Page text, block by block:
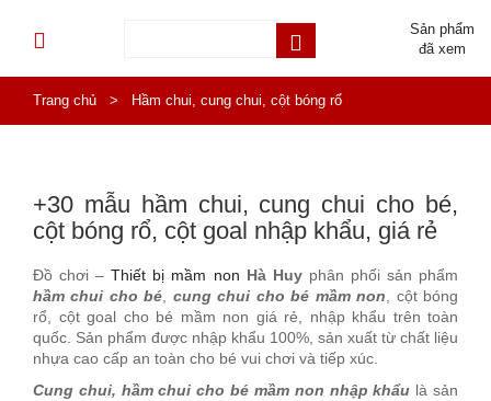
Sản phẩm
đã xem
Trang chủ > Hầm chui, cung chui, cột bóng rổ
+30 mẫu hầm chui, cung chui cho bé,
cột bóng rổ, cột goal nhập khẩu, giá rẻ
Đồ chơi –Thiết bị mầm non Hà Huyphân phối sản phẩm
hầm chui cho bé, cung chui cho bé mầm non, cột bóng
rổ, cột goal cho bé mầm non giá rẻ, nhập khẩu trên toàn
quốc. Sản phẩm được nhập khẩu 100%, sản xuất từ chất liệu
nhựa cao cấp an toàn cho bé vui chơi và tiếp xúc.
Cung chui, hầm chui cho bé mầm non nhập khẩu là sản